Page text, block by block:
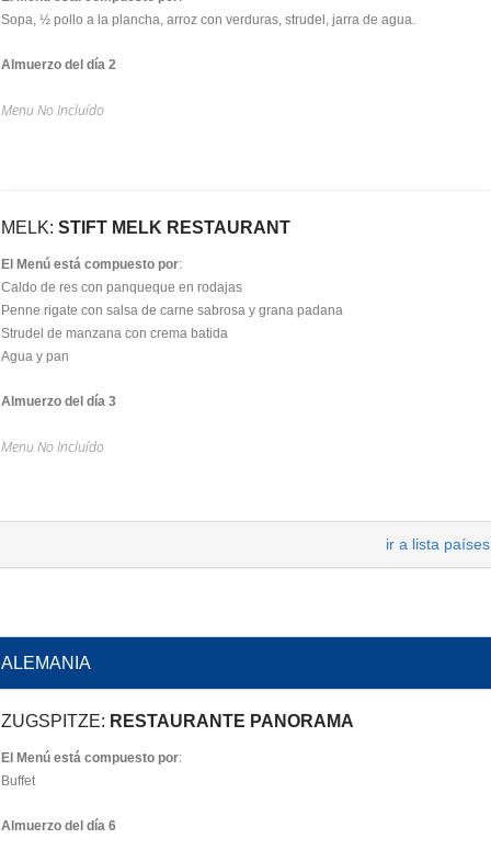
Sopa, ½ pollo a la plancha, arroz con verduras, strudel, jarra de agua.
Almuerzo del día 2
Menu No Incluído
MELK: STIFT MELK RESTAURANT
El Menú está compuesto por:
Caldo de res con panqueque en rodajas
Penne rigate con salsa de carne sabrosa y grana padana
Strudel de manzana con crema batida
Agua y pan
Almuerzo del día 3
Menu No Incluído
ir a lista países
ALEMANIA
ZUGSPITZE: RESTAURANTE PANORAMA
El Menú está compuesto por:
Buffet
Almuerzo del día 6